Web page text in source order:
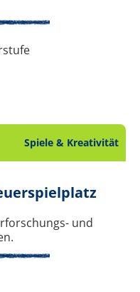
Spiele & Kreativität
.
und